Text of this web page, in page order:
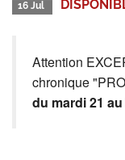
16 Jul
Attention
chronique
du mardi 21